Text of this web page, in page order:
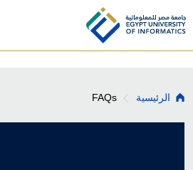
Skip to main content
Breadcrumb
الرئيسية FAQs